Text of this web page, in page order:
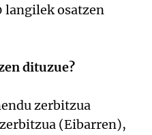
langilek osatzen
dituzue?
zerbitzua
(Eibarren),